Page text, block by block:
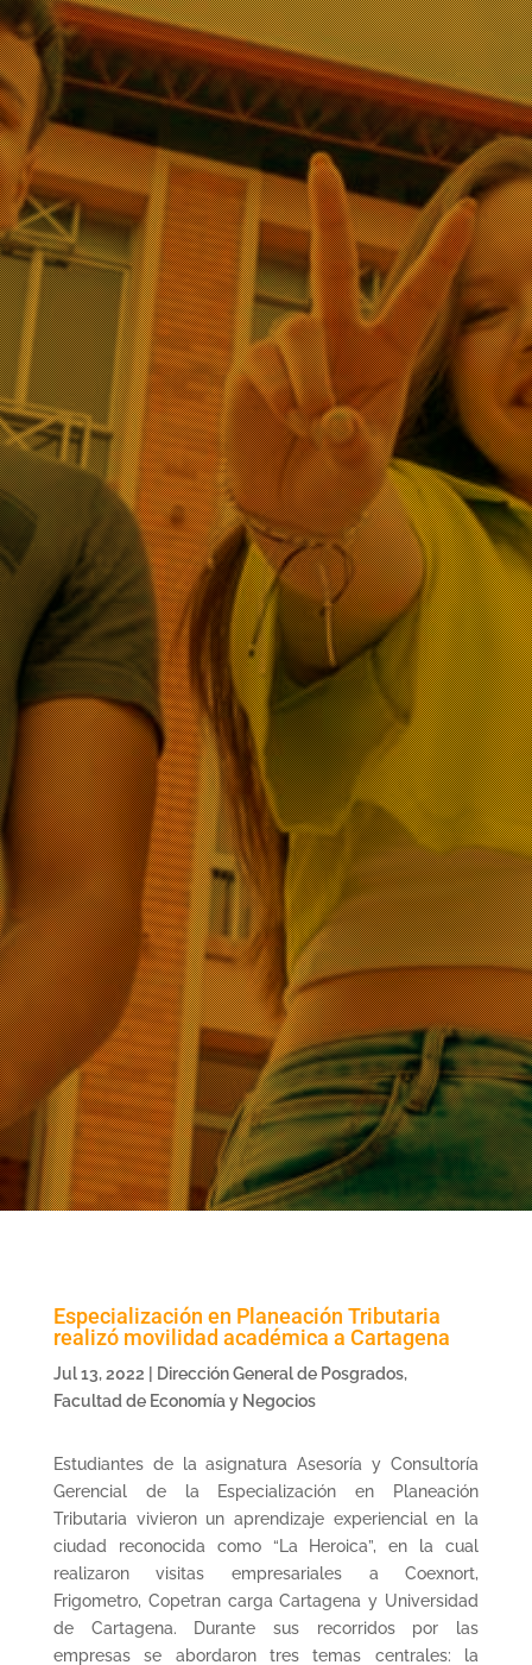
Especialización en Planeación Tributaria
realizó movilidad académica a Cartagena
Jul 13, 2022 | Dirección General de Posgrados,
Facultad de Economía y Negocios
Estudiantes de la asignatura Asesoría y Consultoría
Gerencial de la Especialización en Planeación
Tributaria vivieron un aprendizaje experiencial en la
ciudad reconocida como “La Heroica”, en la cual
realizaron visitas empresariales a Coexnort,
Frigometro, Copetran carga Cartagena y Universidad
de Cartagena. Durante sus recorridos por las
empresas se abordaron tres temas centrales: la